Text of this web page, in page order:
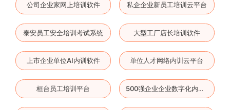
公司企业家网上培训软件 私企企业新员工培训云平台
泰安员工安全培训考试系统 大型工厂店长培训软件
上市企业单位AI内训软件 单位人才网络内训云平台
桓台员工培训平台 500强企业企业数字化内训平台